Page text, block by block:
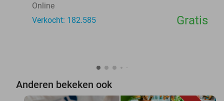
Online
Verkocht: 182.585
Gratis
Anderen bekeken ook